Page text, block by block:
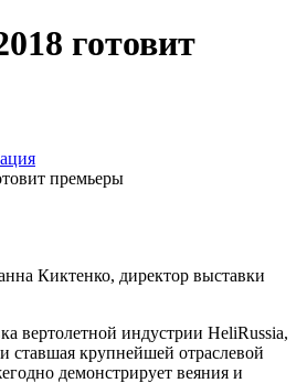
готовит
премьеры
Киктенко, директор выставки
вертолетной индустрии HeliRussia,
ставшая крупнейшей отраслевой
демонстрирует веяния и